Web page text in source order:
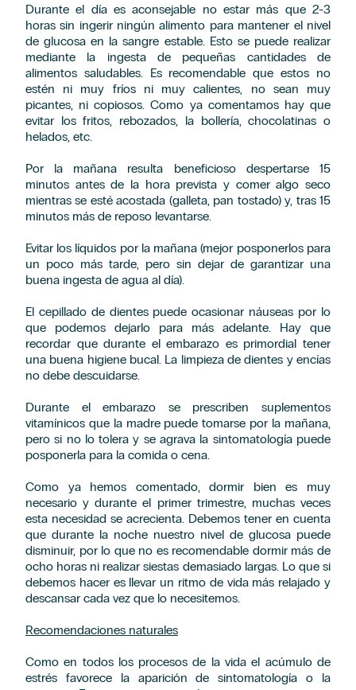
Durante el día es aconsejable no estar más que 2-3
horas sin ingerir ningún alimento para mantener el nivel
de glucosa en la sangre estable. Esto se puede realizar
mediante la ingesta de pequeñas cantidades de
alimentos saludables. Es recomendable que estos no
estén ni muy fríos ni muy calientes, no sean muy
picantes, ni copiosos. Como ya comentamos hay que
evitar los fritos, rebozados, la bollería, chocolatinas o
helados, etc.
Por la mañana resulta beneficioso despertarse 15
minutos antes de la hora prevista y comer algo seco
mientras se esté acostada (galleta, pan tostado) y, tras 15
minutos más de reposo levantarse.
Evitar los líquidos por la mañana (mejor posponerlos para
un poco más tarde, pero sin dejar de garantizar una
buena ingesta de agua al día).
El cepillado de dientes puede ocasionar náuseas por lo
que podemos dejarlo para más adelante. Hay que
recordar que durante el embarazo es primordial tener
una buena higiene bucal. La limpieza de dientes y encías
no debe descuidarse.
Durante el embarazo se prescriben suplementos
vitamínicos que la madre puede tomarse por la mañana,
pero si no lo tolera y se agrava la sintomatología puede
posponerla para la comida o cena.
Como ya hemos comentado, dormir bien es muy
necesario y durante el primer trimestre, muchas veces
esta necesidad se acrecienta. Debemos tener en cuenta
que durante la noche nuestro nivel de glucosa puede
disminuir, por lo que no es recomendable dormir más de
ocho horas ni realizar siestas demasiado largas. Lo que si
debemos hacer es llevar un ritmo de vida más relajado y
descansar cada vez que lo necesitemos.
Recomendaciones naturales
Como en todos los procesos de la vida el acúmulo de
estrés favorece la aparición de sintomatología o la